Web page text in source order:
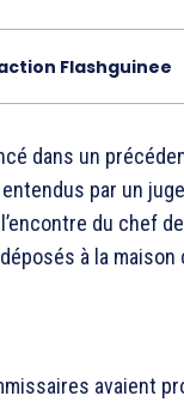
Flashguinee
dans un
par un
du chef
à la maison
avaient